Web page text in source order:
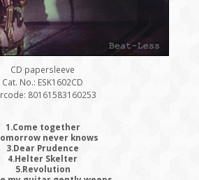
CD papersleeve
Cat. No.: ESK1602CD
80161583160253
1.Come together
never knows
3.Dear Prudence
4.Helter Skelter
5.Revolution